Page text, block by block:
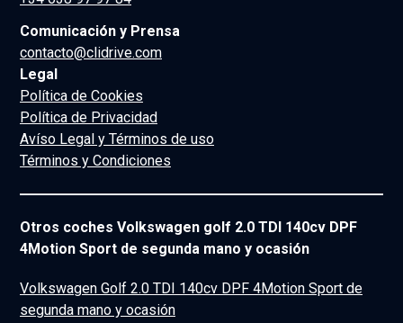
Comunicación y Prensa
contacto@clidrive.com
Legal
Política de Cookies
Política de Privacidad
Avíso Legal y Términos de uso
Términos y Condiciones
Otros coches Volkswagen golf 2.0 TDI 140cv DPF
4Motion Sport de segunda mano y ocasión
Volkswagen Golf 2.0 TDI 140cv DPF 4Motion Sport de
segunda mano y ocasión